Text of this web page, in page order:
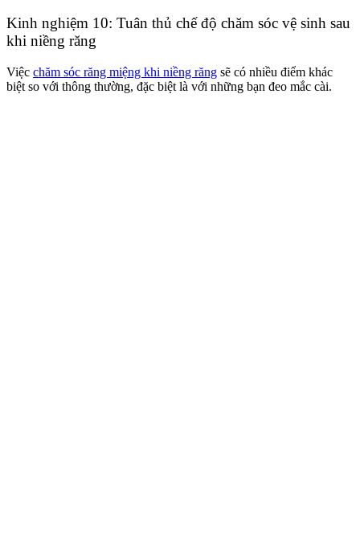
Kinh nghiệm 10: Tuân thủ chế độ chăm sóc vệ sinh sau
khi niềng răng
Việc chăm sóc răng miệng khi niềng răng sẽ có nhiều điểm khác
biệt so với thông thường, đặc biệt là với những bạn đeo mắc cài.